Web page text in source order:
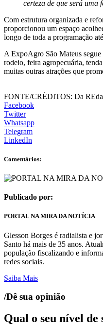
certeza de que será uma
Com estrutura organizada e
proporcionou um espaço
longo de toda a programação
A ExpoAgro São Mateus
rodeio, feira agropecuária,
muitas outras atrações que
FONTE/CRÉDITOS: Da
Facebook
Twitter
Whatsapp
Telegram
LinkedIn
Comentários:
Publicado por:
PORTAL NA MIRA DA NOTÍCIA
Glesson Borges é radialista e
Santo há mais de 35 anos.
população fiscalizando e
redes sociais.
Saiba Mais
/Dê sua opinião
Qual o seu nível de